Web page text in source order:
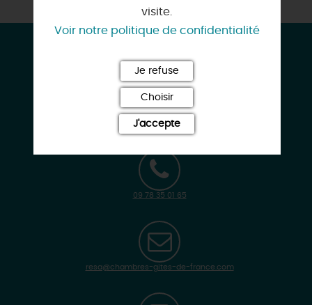
L'Atelier
102 Rue de la Fosse Longue
45430 MARDIE
09 78 35 01 65
resa@chambres-gites-de-france.com
visite.
Voir notre politique de confidentialité
Je refuse
Choisir
J'accepte